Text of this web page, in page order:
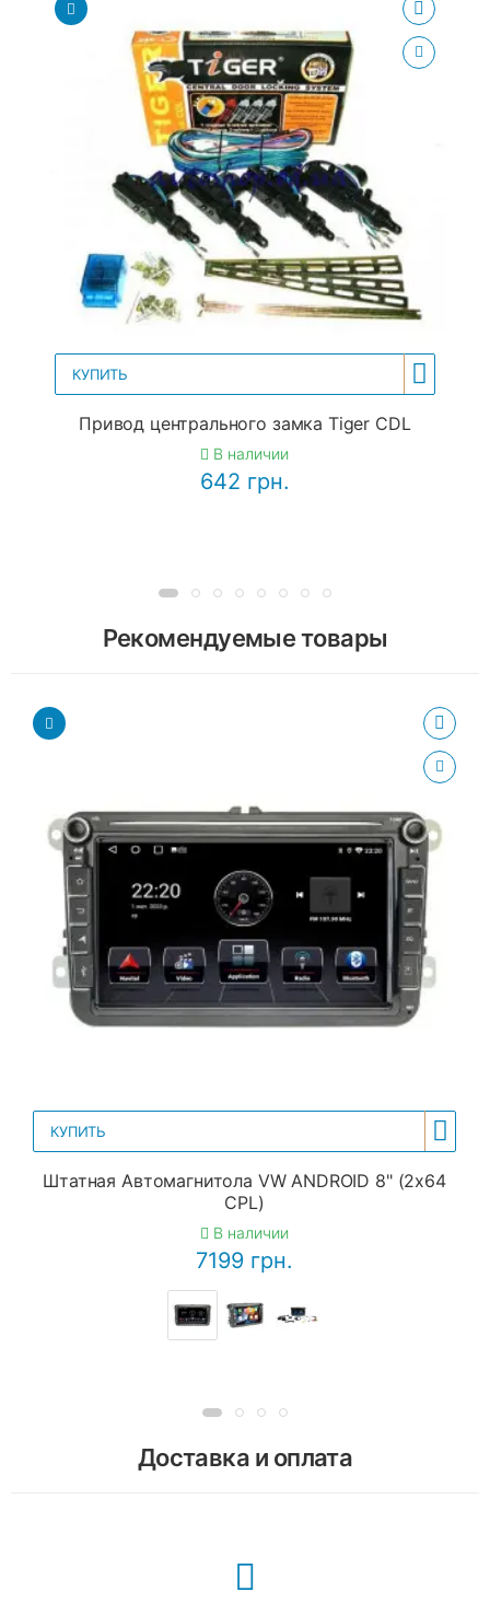
КУПИТЬ
Привод центрального замка Tiger CDL
В наличии
642 грн.
Рекомендуемые товары
КУПИТЬ
Штатная Автомагнитола VW ANDROID 8" (2x64
CPL)
В наличии
7199 грн.
Доставка и оплата